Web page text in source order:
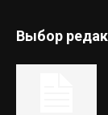
Выбор